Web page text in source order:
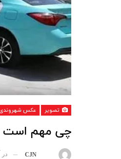
تصویر عکس شهروندی
چی مهم است
CJN در